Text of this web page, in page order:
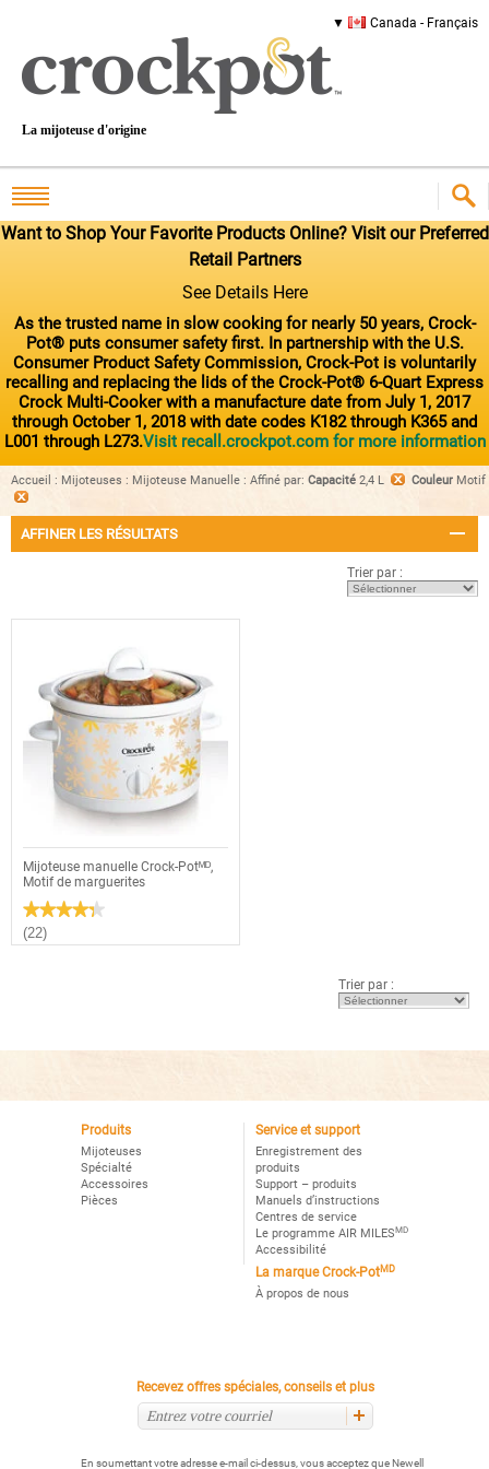
Canada - Français
La mijoteuse d'origine
Want to Shop Your Favorite Products Online? Visit our Preferred
Retail Partners
See Details Here
As the trusted name in slow cooking for nearly 50 years, Crock-
Pot® puts consumer safety first. In partnership with the U.S.
Consumer Product Safety Commission, Crock-Pot is voluntarily
recalling and replacing the lids of the Crock-Pot® 6-Quart Express
Crock Multi-Cooker with a manufacture date from July 1, 2017
through October 1, 2018 with date codes K182 through K365 and
L001 through L273.Visit recall.crockpot.com for more information
Accueil : Mijoteuses : Mijoteuse Manuelle : Affiné par: Capacité 2,4 L Couleur Motif
AFFINER LES RÉSULTATS
Trier par :
Mijoteuse manuelle Crock-Potᴹᴰ,
Motif de marguerites
★★★★★
★★★★★
4.3
étoile(s)
Motif
marguerites
(22)
Trier par :
Produits
Mijoteuses
Spécialté
Accessoires
Pièces
Service et support
Enregistrement des
produits
Support – produits
Manuels d’instructions
Centres de service
Le programme AIR MILESMD
Accessibilité
La marque Crock-PotMD
À propos de nous
Recevez offres spéciales, conseils et plus
En soumettant votre adresse e-mail ci-dessus, vous acceptez que Newell